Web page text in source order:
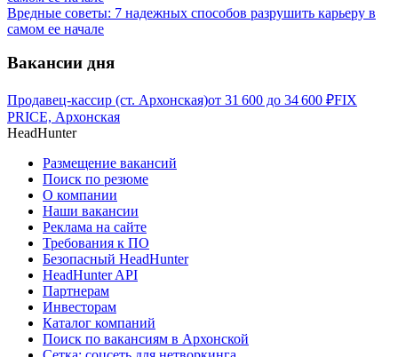
Вредные советы: 7 надежных способов разрушить карьеру в
самом ее начале
Вакансии дня
Продавец-кассир (ст. Архонская)от 31 600 до 34 600 ₽FIX
PRICE, Архонская
HeadHunter
Размещение вакансий
Поиск по резюме
О компании
Наши вакансии
Реклама на сайте
Требования к ПО
Безопасный HeadHunter
HeadHunter API
Партнерам
Инвесторам
Каталог компаний
Поиск по вакансиям в Архонской